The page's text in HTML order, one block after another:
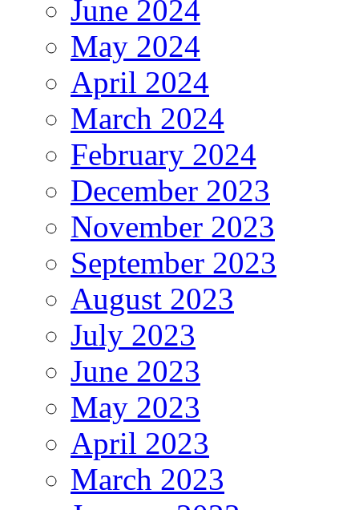
June 2024
May 2024
April 2024
March 2024
February 2024
December 2023
November 2023
September 2023
August 2023
July 2023
June 2023
May 2023
April 2023
March 2023